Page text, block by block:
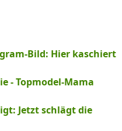
Bild: Hier kaschiert
- Topmodel-Mama
Jetzt schlägt die